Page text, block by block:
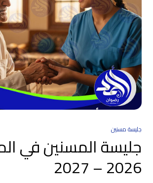
جليسة مسنين
جليسة المسنين في
2026 – 2027